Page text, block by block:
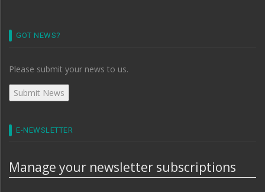
GOT NEWS?
Please submit your news to us.
E-NEWSLETTER
Manage your newsletter subscriptions